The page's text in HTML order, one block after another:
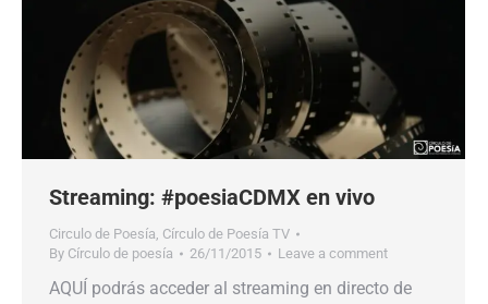
Streaming: #poesiaCDMX en vivo
Circulo de Poesía, Círculo de Poesía TV
By Círculo de poesía 26/11/2015 Leave a comment
AQUÍ podrás acceder al streaming en directo de